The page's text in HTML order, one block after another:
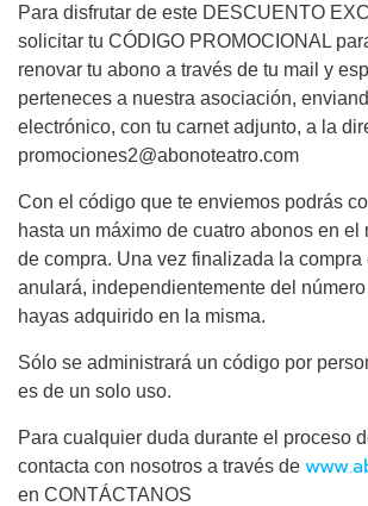
Para disfrutar de este DESCUENTO
solicitar tu CÓDIGO PROMOCIONAL
renovar tu abono a través de tu mail y
perteneces a nuestra asociación,
electrónico, con tu carnet adjunto, a la
promociones2@abonoteatro.com
Con el código que te enviemos podrás
hasta un máximo de cuatro abonos en el
de compra. Una vez finalizada la compra
anulará, independientemente del
hayas adquirido en la misma.
Sólo se administrará un código por
es de un solo uso.
Para cualquier duda durante el proceso
contacta con nosotros a través de
en CONTÁCTANOS